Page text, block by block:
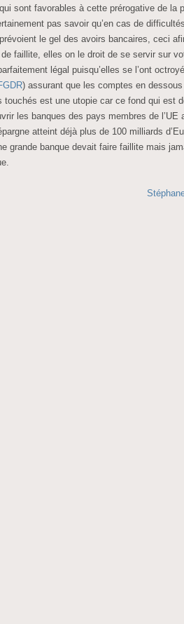
sont favorables à cette prérogative de la
pas savoir qu’en cas de
le gel des avoirs bancaires, ceci
de faillite, elles on le droit de se servir sur
légal puisqu’elles se l’ont
) assurant que les comptes en dessous
touchés est une utopie car ce fond qui est
les banques des pays membres de l’UE
atteint déjà plus de 100 milliards
grande banque devait faire faillite mais